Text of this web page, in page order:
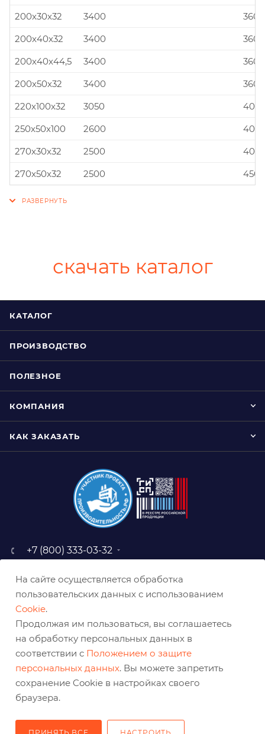
200x30x32
3400
200x40x32
3400
200x40x44,5
3400
200x50x32
3400
220x100x32
3050
250x50x100
2600
270x30x32
2500
270x50x32
2500
скачать каталог
КАТАЛОГ
ПРОИЗВОДСТВО
ПОЛЕЗНОЕ
КОМПАНИЯ
КАК ЗАКАЗАТЬ
+7 (800) 333-03-32
baz@belabraziv.ru
308009, Россия, г. Белгород,
На сайте осуществляется обработка
пользовательских данных с использованием
Cookie.
Продолжая им пользоваться, вы соглашаетесь
на обработку персональных данных в
соответствии с Положением о защите
персональных данных. Вы можете запретить
сохранение Cookie в настройках своего
браузера.